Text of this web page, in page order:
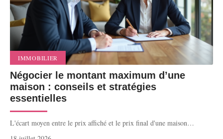
IMMOBILIER
Négocier le montant maximum d’une
maison : conseils et stratégies
essentielles
L'écart moyen entre le prix affiché et le prix final d'une maison…